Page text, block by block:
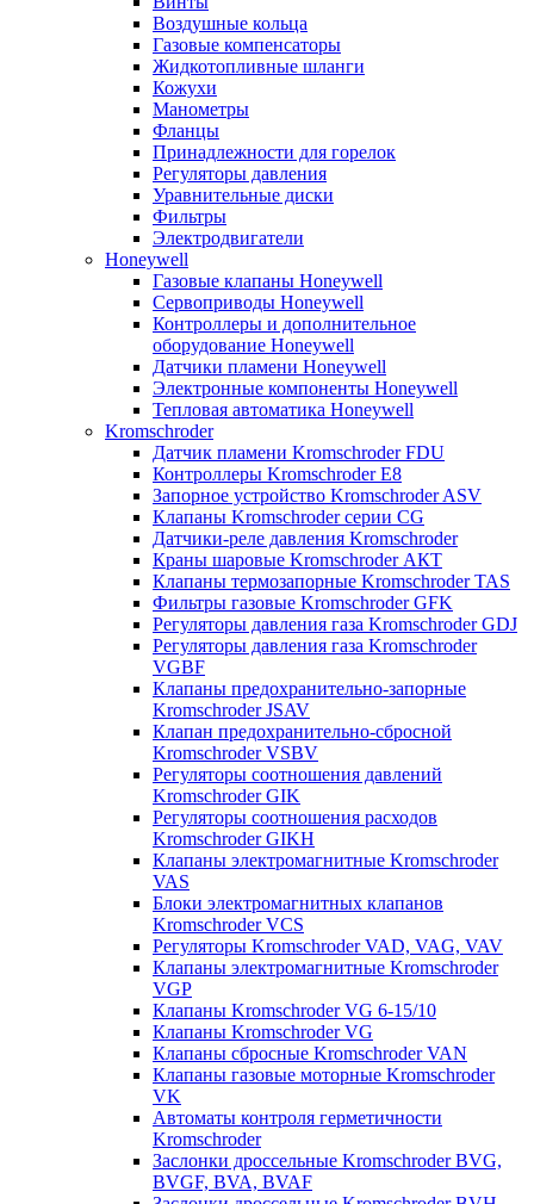
Воздушные кольца
Газовые компенсаторы
Жидкотопливные шланги
Кожухи
Манометры
Фланцы
Принадлежности для горелок
Регуляторы давления
Уравнительные диски
Фильтры
Электродвигатели
Honeywell
Газовые клапаны Honeywell
Сервоприводы Honeywell
Контроллеры и дополнительное
оборудование Honeywell
Датчики пламени Honeywell
Электронные компоненты Honeywell
Тепловая автоматика Honeywell
Kromschroder
Датчик пламени Kromschroder FDU
Контроллеры Kromschroder E8
Запорное устройство Kromschroder ASV
Клапаны Kromschroder серии CG
Датчики-реле давления Kromschroder
Краны шаровые Kromschroder АКТ
Клапаны термозапорные Kromschroder TAS
Фильтры газовые Kromschroder GFK
Регуляторы давления газа Kromschroder GDJ
Регуляторы давления газа Kromschroder
VGBF
Клапаны предохранительно-запорные
Kromschroder JSAV
Клапан предохранительно-сбросной
Kromschroder VSBV
Регуляторы соотношения давлений
Kromschroder GIK
Регуляторы соотношения расходов
Kromschroder GIKH
Клапаны электромагнитные Kromschroder
VAS
Блоки электромагнитных клапанов
Kromschroder VCS
Регуляторы Kromschroder VAD, VAG, VAV
Клапаны электромагнитные Kromschroder
VGP
Клапаны Kromschroder VG 6-15/10
Клапаны Kromschroder VG
Клапаны сбросные Kromschroder VAN
Клапаны газовые моторные Kromschroder
VK
Автоматы контроля герметичности
Kromschroder
Заслонки дроссельные Kromschroder BVG,
BVGF, BVA, BVAF